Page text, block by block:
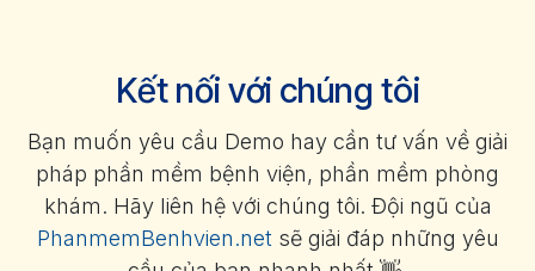
Kết nối với chúng tôi
Bạn muốn yêu cầu Demo hay cần tư vấn về giải
pháp phần mềm bệnh viện, phần mềm phòng
khám. Hãy liên hệ với chúng tôi. Đội ngũ của
PhanmemBenhvien.netsẽ giải đáp những yêu